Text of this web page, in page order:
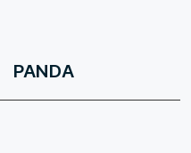
PANDA